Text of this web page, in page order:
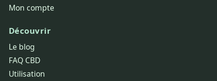
Mon compte
Découvrir
Le blog
FAQ CBD
Utilisation